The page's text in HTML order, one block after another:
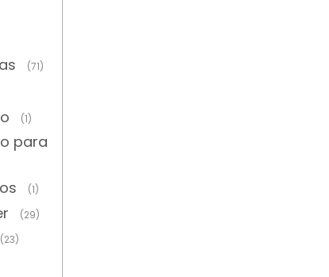
(71)
(1)
para
(1)
(29)
(23)